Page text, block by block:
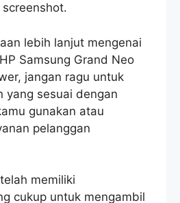
lebih lanjut mengenai
Samsung Grand Neo
jangan ragu untuk
yang sesuai dengan
gunakan atau
pelanggan
memiliki
cukup untuk mengambil